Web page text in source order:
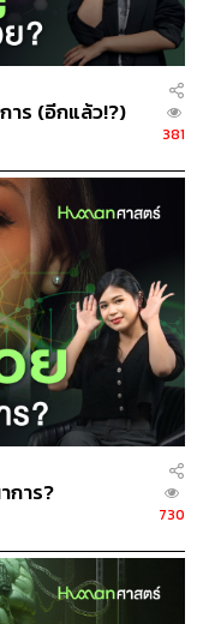
ร (อีกแล้ว!?)
381
การ?
730